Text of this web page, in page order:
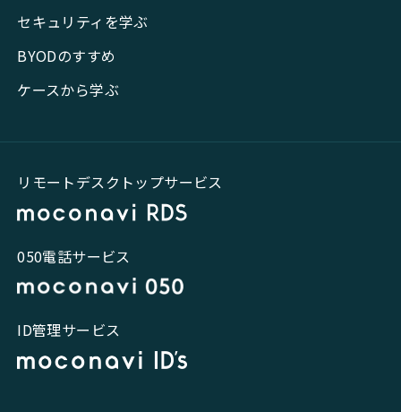
セキュリティを学ぶ
BYODのすすめ
ケースから学ぶ
リモートデスクトップサービス
050電話サービス
ID管理サービス